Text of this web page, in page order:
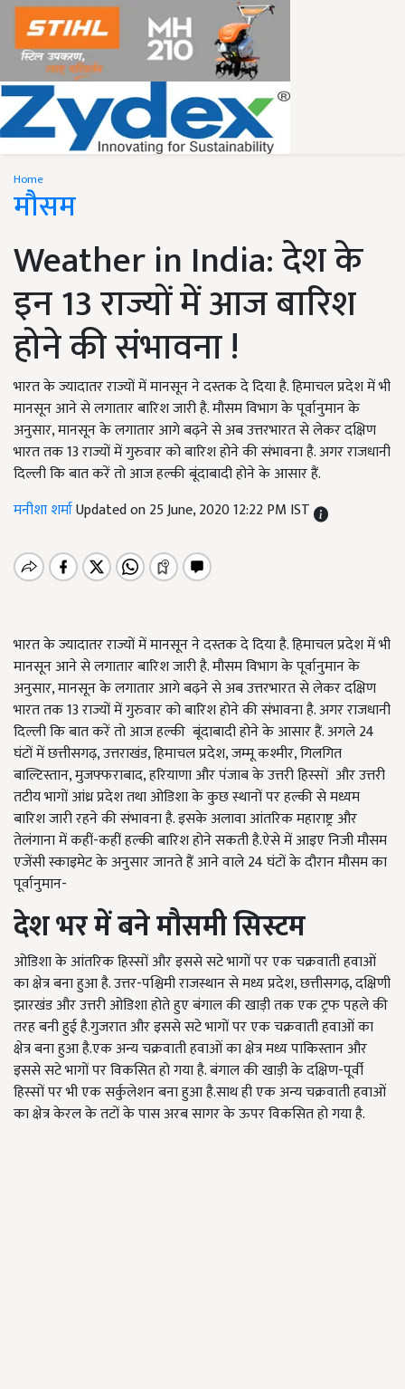
Home
मौसम
Weather in India: देश के
इन 13 राज्यों में आज बारिश
होने की संभावना !
भारत के ज्यादातर राज्यों में मानसून ने दस्तक दे दिया है. हिमाचल प्रदेश में भी
मानसून आने से लगातार बारिश जारी है. मौसम विभाग के पूर्वानुमान के
अनुसार, मानसून के लगातार आगे बढ़ने से अब उत्तरभारत से लेकर दक्षिण
भारत तक 13 राज्यों में गुरुवार को बारिश होने की संभावना है. अगर राजधानी
दिल्ली कि बात करें तो आज हल्की बूंदाबादी होने के आसार हैं.
मनीशा शर्माUpdated on 25 June, 2020 12:22 PM IST
भारत के ज्यादातर राज्यों में मानसून ने दस्तक दे दिया है. हिमाचल प्रदेश में भी
मानसून आने से लगातार बारिश जारी है. मौसम विभाग के पूर्वानुमान के
अनुसार, मानसून के लगातार आगे बढ़ने से अब उत्तरभारत से लेकर दक्षिण
भारत तक 13 राज्यों में गुरुवार को बारिश होने की संभावना है. अगर राजधानी
दिल्ली कि बात करें तो आज हल्की बूंदाबादी होने के आसार हैं. अगले 24
घंटों में छत्तीसगढ़, उत्तराखंड, हिमाचल प्रदेश, जम्मू कश्मीर, गिलगित
बाल्टिस्तान, मुजफ्फराबाद, हरियाणा और पंजाब के उत्तरी हिस्सों और उत्तरी
तटीय भागों आंध्र प्रदेश तथा ओडिशा के कुछ स्थानों पर हल्की से मध्यम
बारिश जारी रहने की संभावना है. इसके अलावा आंतरिक महाराष्ट्र और
तेलंगाना में कहीं-कहीं हल्की बारिश होने सकती है.ऐसे में आइए निजी मौसम
एजेंसी स्काइमेट के अनुसार जानते हैं आने वाले 24 घंटों के दौरान मौसम का
पूर्वानुमान-
देशभरमेंबनेमौसमीसिस्टम
ओडिशा के आंतरिक हिस्सों और इससे सटे भागों पर एक चक्रवाती हवाओं
का क्षेत्र बना हुआ है. उत्तर-पश्चिमी राजस्थान से मध्य प्रदेश, छत्तीसगढ़, दक्षिणी
झारखंड और उत्तरी ओडिशा होते हुए बंगाल की खाड़ी तक एक ट्रफ पहले की
तरह बनी हुई है.गुजरात और इससे सटे भागों पर एक चक्रवाती हवाओं का
क्षेत्र बना हुआ है.एक अन्य चक्रवाती हवाओं का क्षेत्र मध्य पाकिस्तान और
इससे सटे भागों पर विकसित हो गया है. बंगाल की खाड़ी के दक्षिण-पूर्वी
हिस्सों पर भी एक सर्कुलेशन बना हुआ है.साथ ही एक अन्य चक्रवाती हवाओं
का क्षेत्र केरल के तटों के पास अरब सागर के ऊपर विकसित हो गया है.